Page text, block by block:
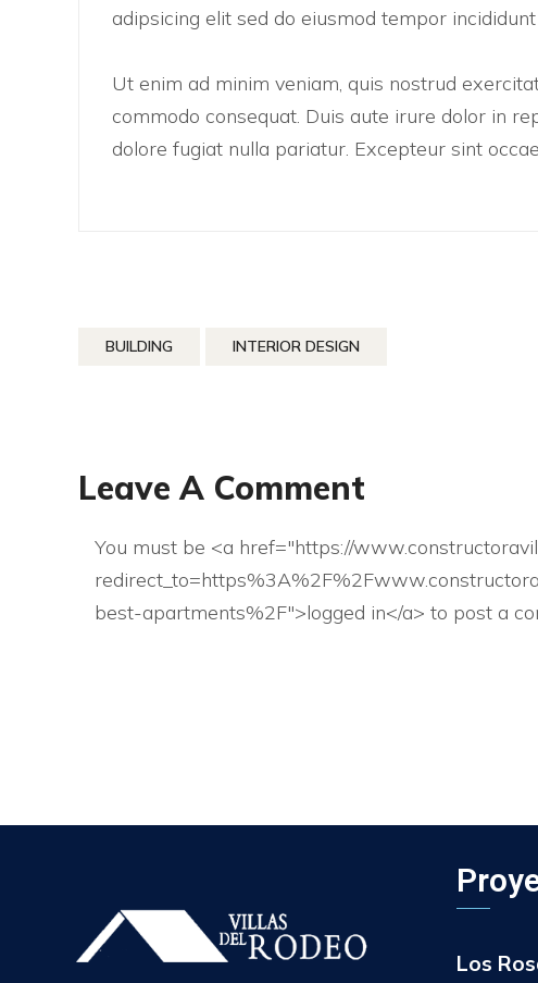
adipsicing elit sed do eiusmod tempor
Ut enim ad minim veniam, quis nostrud
commodo consequat. Duis aute irure dolor in
dolore fugiat nulla pariatur. Excepteur sint
BUILDING INTERIOR DESIGN
Leave A Comment
You must be <a href="https://
best-apartments%2F">logged in</a> to post a
Los